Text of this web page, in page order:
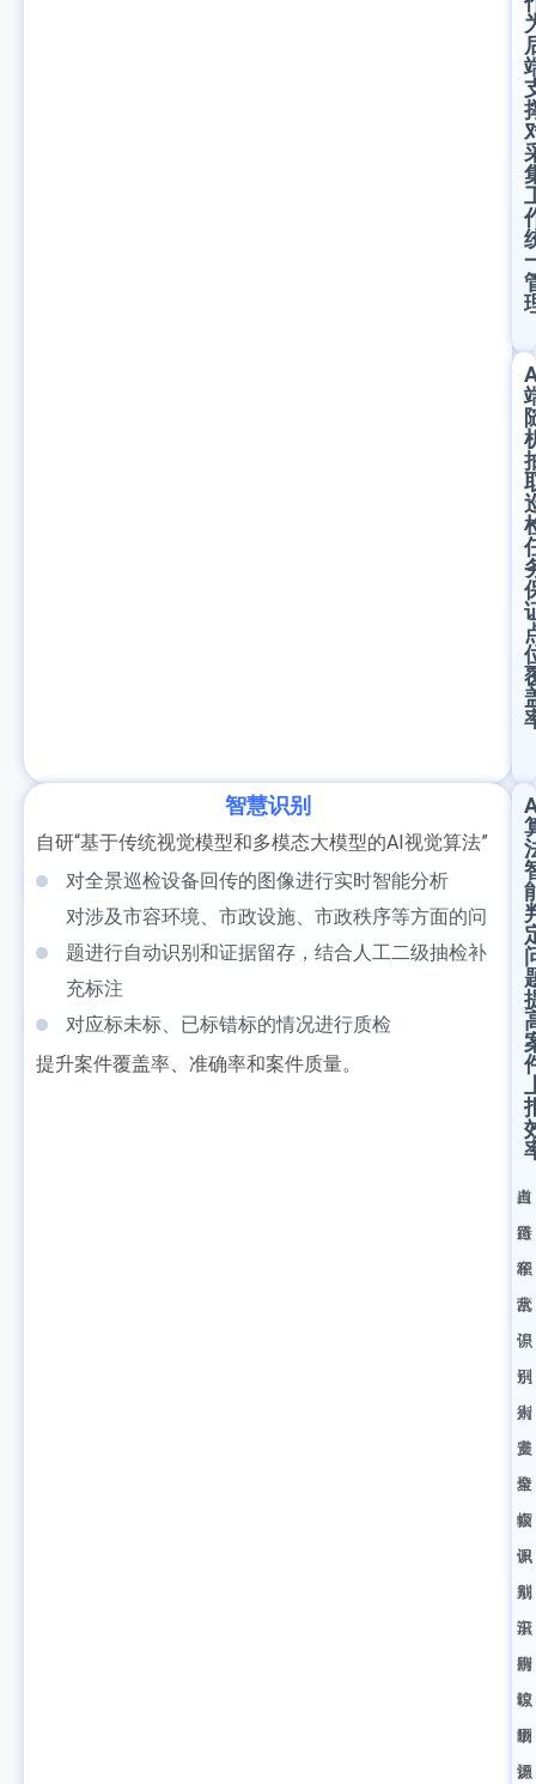
智慧识别
自研“基于传统视觉模型和多模态大模型的AI视觉算法”
对全景巡检设备回传的图像进行实时智能分析
对涉及市容环境、市政设施、市政秩序等方面的问
题进行自动识别和证据留存，结合人工二级抽检补
充标注
对应标未标、已标错标的情况进行质检
提升案件覆盖率、准确率和案件质量。
占
道
经
营
识
别
街
道
垃
圾
识
别
沿
街
晾
晒
识
自
行
车
乱
停
识
别
安
全
帽
佩
戴
识
别
垃
圾
漂
道
路
积
水
识
别
人
员
聚
众
识
别
车
牌
识
别
扬